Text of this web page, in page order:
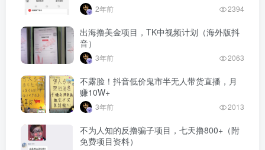
2年前 2394
出海撸美金项目，TK中视频计划（海外版抖
音）
3年前 2063
不露脸！抖音低价鬼市半无人带货直播，月
赚10W+
3年前 2013
不为人知的反撸骗子项目，七天撸800+（附
免费项目资料）